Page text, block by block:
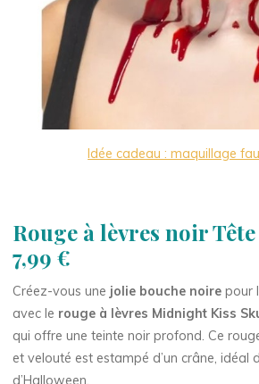
Idée cadeau : maquillage
Rouge à lèvres noir
7,99 €
Créez-vous une jolie bouche noire pour
avec le rouge à lèvres Midnight Kiss
qui offre une teinte noir profond. Ce
et velouté est estampé d’un crâne, idéal
d’Halloween.